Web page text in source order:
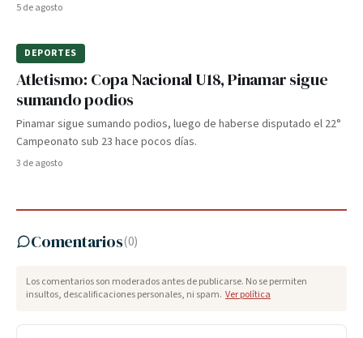
5 de agosto
DEPORTES
Atletismo: Copa Nacional U18, Pinamar sigue
sumando podios
Pinamar sigue sumando podios, luego de haberse disputado el 22°
Campeonato sub 23 hace pocos días.
3 de agosto
Comentarios(0)
Los comentarios son moderados antes de publicarse. No se permiten
insultos, descalificaciones personales, ni spam. Ver política